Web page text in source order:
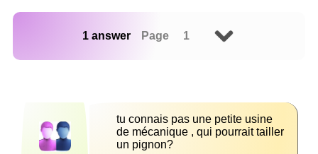
1 answer Page 1
tu connais pas une petite usine
de mécanique , qui pourrait tailler
un pignon?